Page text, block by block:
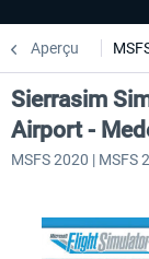
Aperçu
Sierrasim
Airport -
MSFS 2020 | MSFS